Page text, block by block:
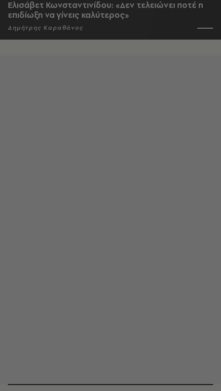
Ελισάβετ Κωνσταντινίδου: «Δεν τελειώνει ποτέ η
επιδίωξη να γίνεις καλύτερος»
Δημήτρης Καραθάνος